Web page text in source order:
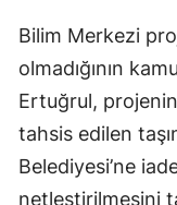
Bilim Merkezi
olmadığının
Ertuğrul,
tahsis edilen
Belediyesi’ne
netleştirilmesini